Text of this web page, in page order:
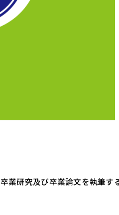
卒業研究及び卒業論文を執筆す